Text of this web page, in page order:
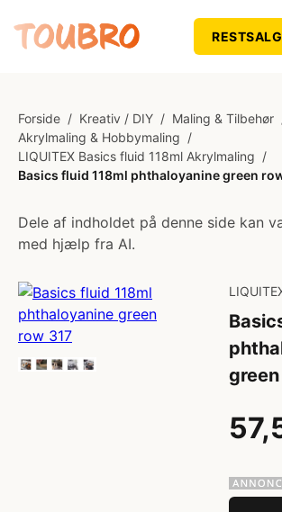
RESTSALG
Forside / Kreativ / DIY / Maling & Tilbehør
Akrylmaling & Hobbymaling /
LIQUITEX Basics fluid 118ml Akrylmaling /
Basics fluid 118ml phthaloyanine green
Dele af indholdet på denne side kan
med hjælp fra AI.